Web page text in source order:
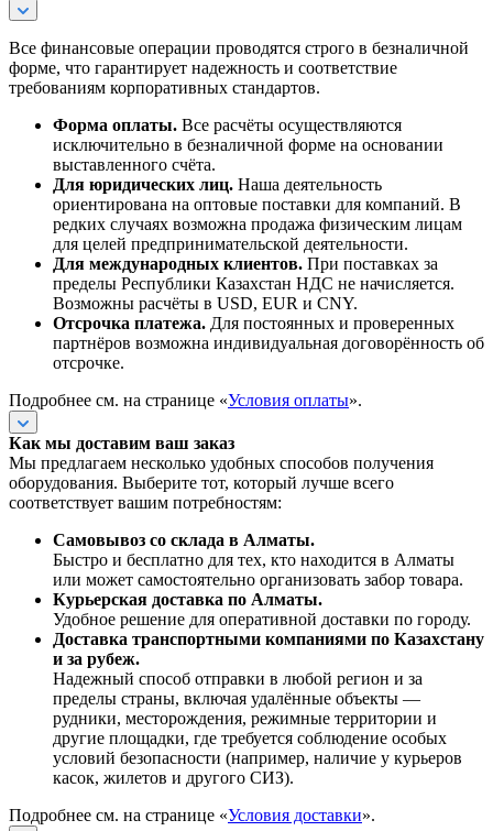
Все финансовые операции проводятся строго в безналичной
форме, что гарантирует надежность и соответствие
требованиям корпоративных стандартов.
Форма оплаты. Все расчёты осуществляются
исключительно в безналичной форме на основании
выставленного счёта.
Для юридических лиц. Наша деятельность
ориентирована на оптовые поставки для компаний. В
редких случаях возможна продажа физическим лицам
для целей предпринимательской деятельности.
Для международных клиентов. При поставках за
пределы Республики Казахстан НДС не начисляется.
Возможны расчёты в USD, EUR и CNY.
Отсрочка платежа. Для постоянных и проверенных
партнёров возможна индивидуальная договорённость об
отсрочке.
Подробнее см. на странице «Условия оплаты».
Как мы доставим ваш заказ
Мы предлагаем несколько удобных способов получения
оборудования. Выберите тот, который лучше всего
соответствует вашим потребностям:
Самовывоз со склада в Алматы.
Быстро и бесплатно для тех, кто находится в Алматы
или может самостоятельно организовать забор товара.
Курьерская доставка по Алматы.
Удобное решение для оперативной доставки по городу.
Доставка транспортными компаниями по Казахстану
и за рубеж.
Надежный способ отправки в любой регион и за
пределы страны, включая удалённые объекты —
рудники, месторождения, режимные территории и
другие площадки, где требуется соблюдение особых
условий безопасности (например, наличие у курьеров
касок, жилетов и другого СИЗ).
Подробнее см. на странице «Условия доставки».